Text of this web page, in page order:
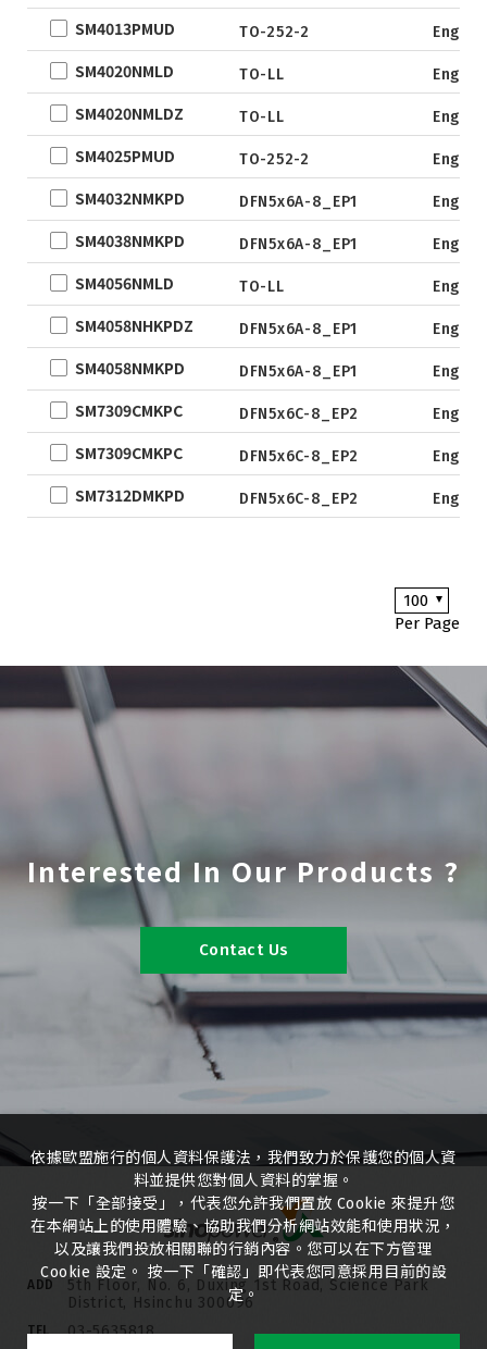
TSOT-23-6
LFPAK
SC-70
SOP
SOT
TO
TSSOP
DFN2x2
DFN3.3x3.3
DFN2x5
DFN2x3
DFN3x2
SM4013PMUD TO-252-2
SM4020NMLD TO-LL
SM4020NMLDZ TO-LL
SM4025PMUD TO-252-2
SM4032NMKPD DFN5x6A-8_EP1
SM4038NMKPD DFN5x6A-8_EP1
SM4056NMLD TO-LL
SM4058NHKPDZ DFN5x6A-8_EP1
SM4058NMKPD DFN5x6A-8_EP1
SM7309CMKPC DFN5x6C-8_EP2
SM7309CMKPC DFN5x6C-8_EP2
SM7312DMKPD DFN5x6C-8_EP2
100
Per Page
Interested In Our Products ?
Contact Us
ADD
5th Floor, No. 6, Duxing 1st Road, Science Park
District, Hsinchu 300096
TEL 03-5635818
依據歐盟施行的個人資料保護法，我們致力於保護您的個人資
料並提供您對個人資料的掌握。
按一下「全部接受」，代表您允許我們置放 Cookie 來提升您
在本網站上的使用體驗、協助我們分析網站效能和使用狀況，
以及讓我們投放相關聯的行銷內容。您可以在下方管理
Cookie 設定。 按一下「確認」即代表您同意採用目前的設
定。